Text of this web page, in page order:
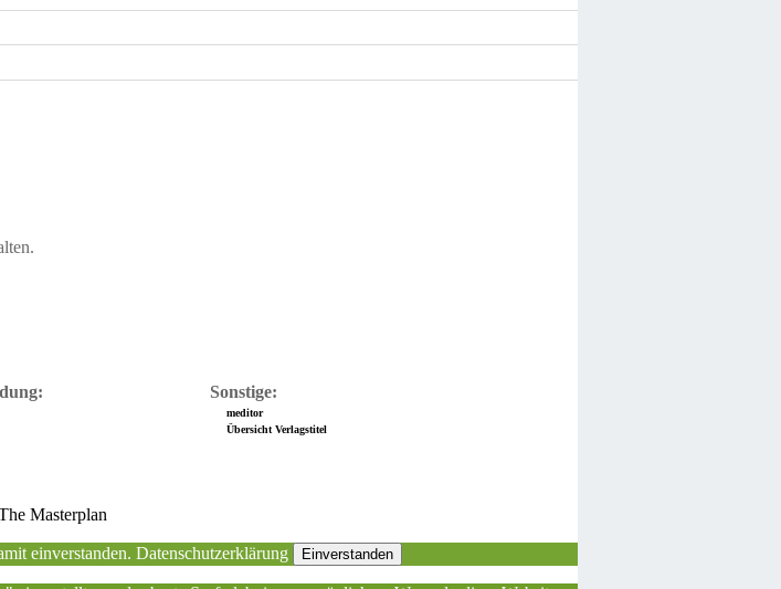
Sonstige:
meditor
Übersicht Verlagstitel
einverstanden. Datenschutzerklärung Einverstanden